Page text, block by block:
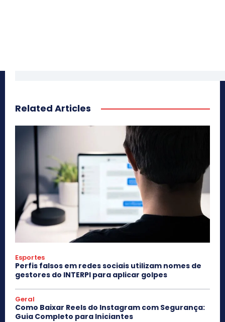
Related Articles
Esportes
Perfis falsos em redes sociais utilizam nomes de
gestores do INTERPI para aplicar golpes
Geral
Como Baixar Reels do Instagram com Segurança:
Guia Completo para Iniciantes